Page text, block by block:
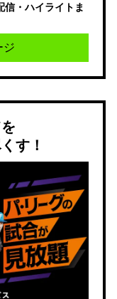
信・ハイライトま
ジ
す！